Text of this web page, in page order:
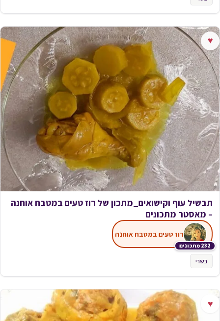
♥
תבשיל עוף וקישואים_מתכון של רוז טעים במטבח אוחנה
– מאסטר מתכונים
232 מתכונים
רוז טעים במטבח אוחנה
בשרי
♥